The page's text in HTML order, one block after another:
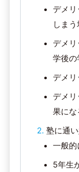
デメ
しま
デメ
学後の
デメ
デメ
果にな
塾に通
一般的
5年生